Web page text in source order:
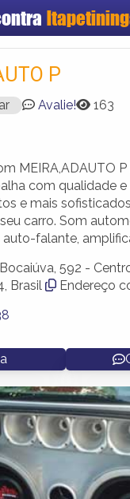
Cadastrar
Criar conta
P
Avalie! 163
MEIRA,ADAUTO
com qualidade
e mais
carro. Som
auto-falante,
592 -
Brasil
Endereço